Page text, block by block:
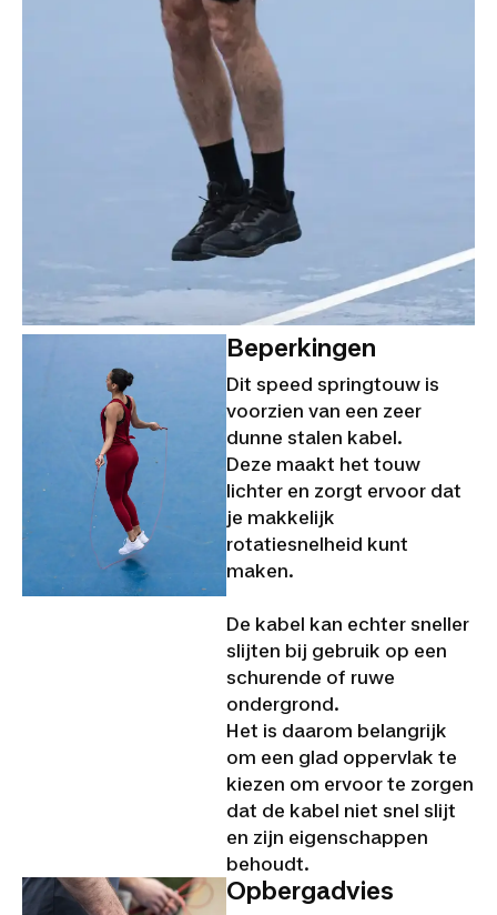
Beperkingen
Dit speed springtouw is
voorzien van een zeer
dunne stalen kabel.
Deze maakt het touw
lichter en zorgt ervoor dat
je makkelijk
rotatiesnelheid kunt
maken.
De kabel kan echter sneller
slijten bij gebruik op een
schurende of ruwe
ondergrond.
Het is daarom belangrijk
om een glad oppervlak te
kiezen om ervoor te zorgen
dat de kabel niet snel slijt
en zijn eigenschappen
behoudt.
Opbergadvies